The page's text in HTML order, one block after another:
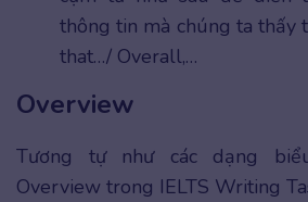
thông tin mà chúng ta thấy
that…/ Overall,…
Overview
Tương tự như các dạng
Overview trong IELTS Writing